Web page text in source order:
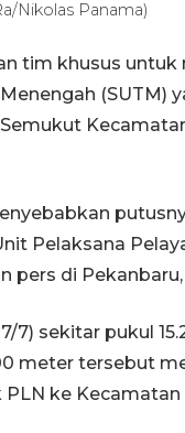
Nikolas Panama)
tim khusus
(SUTM)
Pelaksana
pers di Pekanbaru,
7) sekitar pukul
meter tersebut
ke Kecamatan